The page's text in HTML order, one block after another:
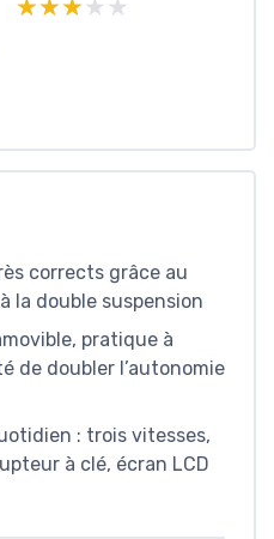
★★★★★
★★★★★
corrects grâce au
la double suspension
pratique à
de doubler l’autonomie
: trois vitesses,
à clé, écran LCD